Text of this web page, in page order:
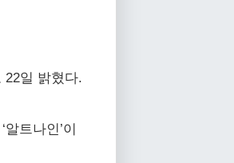
22일 밝혔다.
트나인’이